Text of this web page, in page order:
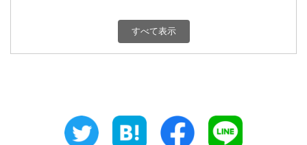
250円 富山県
250円 三重県
すべて表示